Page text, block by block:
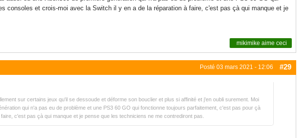
consoles et crois-moi avec la Switch il y en a de la réparation à faire, c'est pas çà qui manque et je
mikimike aime ceci
Posté 03 mars 2021 - 12:06 #29
sur certains jeux qu'il se dessoude et déforme son bouclier et plus si affinité et j'en oubli surement. Moi
qui n'a pas eu de problème et une PS3 60 GO qui fonctionne toujours parfaitement, c'est pas pour çà
c'est pas çà qui manque et je pense que les techniciens ne me contrediront pas.